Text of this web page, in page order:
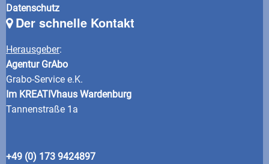
Datenschutz
Der schnelle Kontakt
Herausgeber:
Agentur GrAbo
Grabo-Service e.K.
Im KREATIVhaus Wardenburg
Tannenstraße 1a
+49 (0) 173 9424897